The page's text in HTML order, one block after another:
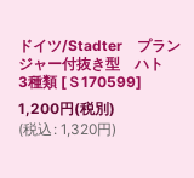
ドイツ/Stadter プラン
ジャー付抜き型 ハト
3種類 [ Ｓ170599]
1,200円(税別)
(税込 : 1,320円)